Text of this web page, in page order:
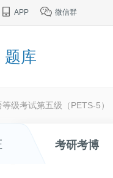
APP 微信群
题库
级考试第五级（PETS-5）
考研考博